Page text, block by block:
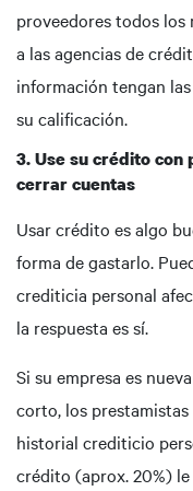
proveedores todos los
a las agencias de
información tengan
su calificación.
3. Use su crédito
cerrar cuentas
Usar crédito es algo
forma de gastarlo.
crediticia personal
la respuesta es sí.
Si su empresa es
corto, los
historial crediticio
crédito (aprox. 20%)